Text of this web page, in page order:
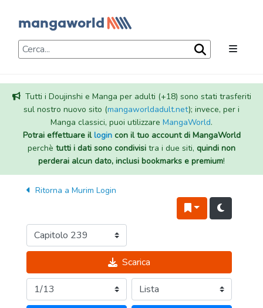
Tutti i Doujinshi e Manga per adulti (+18) sono stati trasferiti
sul nostro nuovo sito (mangaworldadult.net); invece, per i
Manga classici, puoi utilizzare MangaWorld.
Potrai effettuare illogincon il tuo account di MangaWorld
perchè tutti i dati sono condivisi tra i due siti, quindi non
perderai alcun dato, inclusi bookmarks e premium!
Ritorna a Murim Login
Scarica